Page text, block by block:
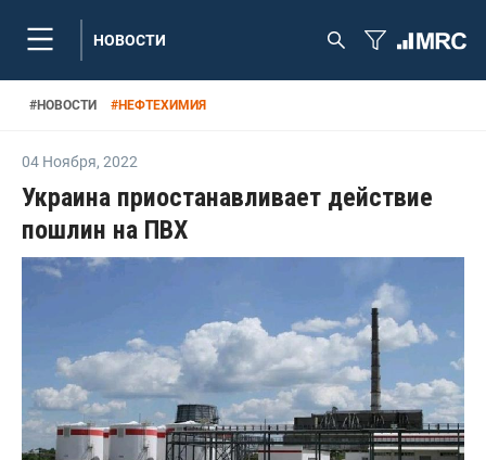
НОВОСТИ
#НОВОСТИ #НЕФТЕХИМИЯ
04 Ноября, 2022
Украина приостанавливает действие
пошлин на ПВХ